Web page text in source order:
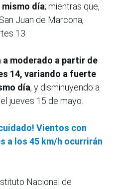
día; mientras que,
Juan de Marcona,
13.
moderado a partir de
14, variando a fuerte
día, y disminuyendo a
jueves 15 de mayo.
Vientos con
a los 45 km/h ocurrirán
Nacional de